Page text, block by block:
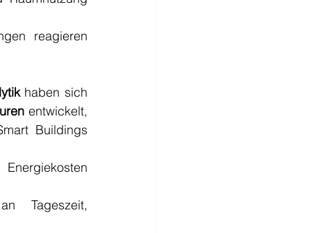
reagieren
haben sich
entwickelt,
Buildings
Tageszeit,